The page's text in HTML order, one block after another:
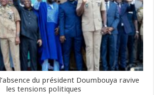
du président Doumbouya ravive
les tensions politiques